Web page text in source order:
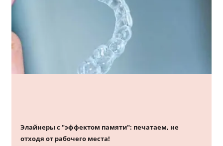
Элайнеры с "эффектом памяти": печатаем, не
отходя от рабочего места!